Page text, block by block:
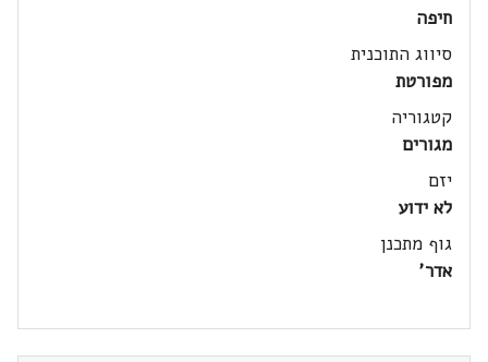
חיפה
סיווג התוכנית
מפורטת
קטגוריה
מגורים
יזם
לא ידוע
גוף מתכנן
אדר'